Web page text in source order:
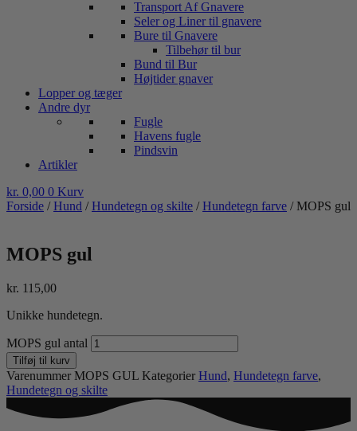
Transport Af Gnavere
Seler og Liner til gnavere
Bure til Gnavere
Tilbehør til bur
Bund til Bur
Højtider gnaver
Lopper og tæger
Andre dyr
Fugle
Havens fugle
Pindsvin
Artikler
kr. 0,00 0 Kurv
Forside /Hund /Hundetegn og skilte /Hundetegn farve / MOPS gul
MOPS gul
kr. 115,00
Unikke hundetegn.
MOPS gul antal
Tilføj til kurv
Varenummer MOPS GUL Kategorier Hund, Hundetegn farve,
Hundetegn og skilte